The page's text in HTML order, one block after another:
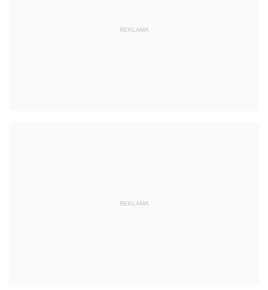
REKLAMA
REKLAMA